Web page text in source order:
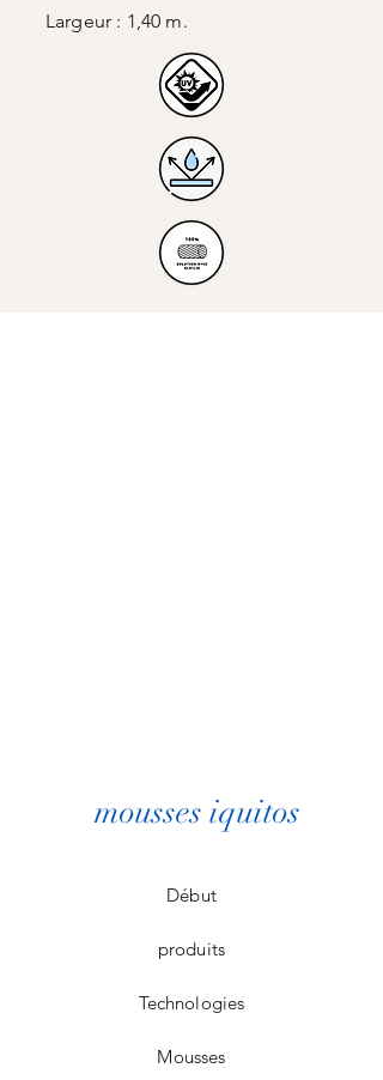
Largeur : 1,40 m.
mousses iquitos
Début
produits
Technologies
Mousses